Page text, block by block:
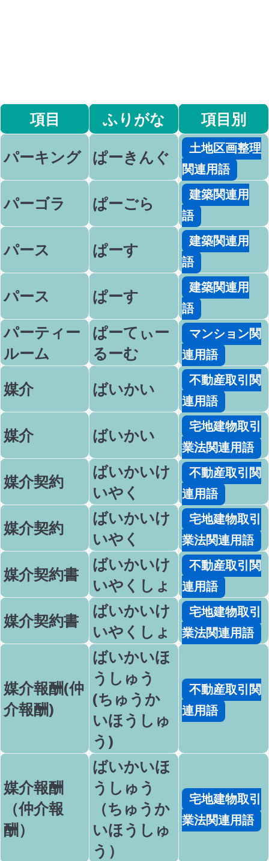
項目 ふりがな
項目別
パーキング ぱーきんぐ
土地区画整理
関連用語
パーゴラ ぱーごら
建築関連用
語
パース ぱーす
建築関連用
語
パース ぱーす
建築関連用
語
パーティー
ルーム
ぱーてぃー
るーむ
マンション関
連用語
媒介 ばいかい
不動産取引関
連用語
媒介 ばいかい
宅地建物取引
業法関連用語
媒介契約
ばいかいけ
いやく
不動産取引関
連用語
媒介契約
ばいかいけ
いやく
宅地建物取引
業法関連用語
媒介契約書
ばいかいけ
いやくしょ
不動産取引関
連用語
媒介契約書
ばいかいけ
いやくしょ
宅地建物取引
業法関連用語
媒介報酬(仲
介報酬)
ばいかいほ
うしゅう
(ちゅうか
いほうしゅ
う)
不動産取引関
連用語
媒介報酬
（仲介報
酬）
ばいかいほ
うしゅう
（ちゅうか
いほうしゅ
う）
宅地建物取引
業法関連用語